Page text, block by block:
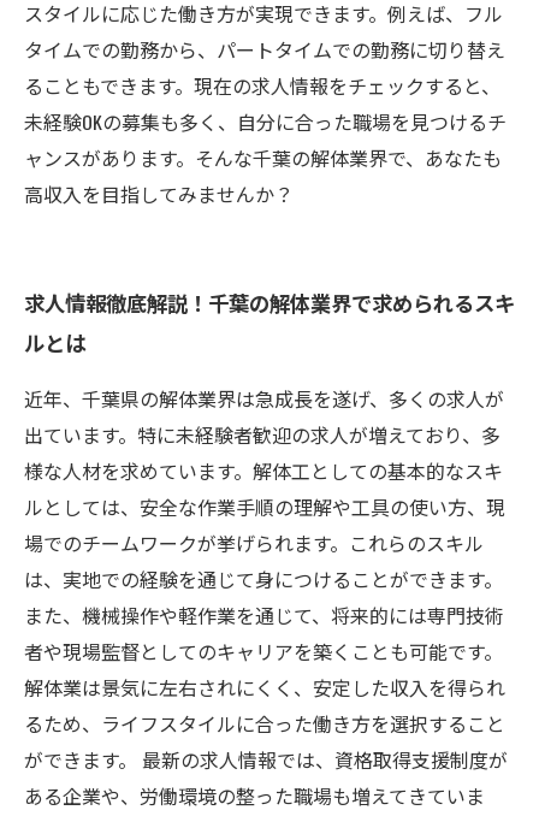
スタイルに応じた働き方が実現できます。例えば、フル
タイムでの勤務から、パートタイムでの勤務に切り替え
ることもできます。現在の求人情報をチェックすると、
未経験OKの募集も多く、自分に合った職場を見つけるチ
ャンスがあります。そんな千葉の解体業界で、あなたも
高収入を目指してみませんか？
求人情報徹底解説！千葉の解体業界で求められるスキ
ルとは
近年、千葉県の解体業界は急成長を遂げ、多くの求人が
出ています。特に未経験者歓迎の求人が増えており、多
様な人材を求めています。解体工としての基本的なスキ
ルとしては、安全な作業手順の理解や工具の使い方、現
場でのチームワークが挙げられます。これらのスキル
は、実地での経験を通じて身につけることができます。
また、機械操作や軽作業を通じて、将来的には専門技術
者や現場監督としてのキャリアを築くことも可能です。
解体業は景気に左右されにくく、安定した収入を得られ
るため、ライフスタイルに合った働き方を選択すること
ができます。 最新の求人情報では、資格取得支援制度が
ある企業や、労働環境の整った職場も増えてきていま